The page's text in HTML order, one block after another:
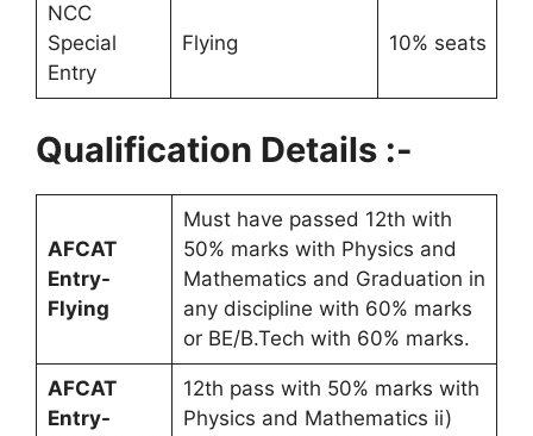
NCC
Special
Entry
Flying 10% seats
Qualification Details :-
AFCAT
Entry-
Flying
Must have passed 12th with
50% marks with Physics and
Mathematics and Graduation in
any discipline with 60% marks
or BE/B.Tech with 60% marks.
AFCAT
Entry-
12th pass with 50% marks with
Physics and Mathematics ii)